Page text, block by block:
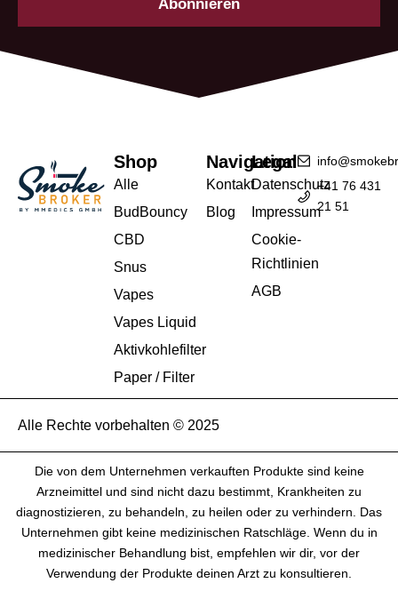
Shop
Alle
BudBouncy
CBD
Snus
Vapes
Vapes Liquid
Aktivkohlefilter
Paper / Filter
Navigation
Kontakt
Blog
Legal
Datenschutz
Impressum
Cookie-
Richtlinien
AGB
+41 76 431
21 51
Alle Rechte vorbehalten © 2025
Die von dem Unternehmen verkauften Produkte sind keine
Arzneimittel und sind nicht dazu bestimmt, Krankheiten zu
diagnostizieren, zu behandeln, zu heilen oder zu verhindern. Das
Unternehmen gibt keine medizinischen Ratschläge. Wenn du in
medizinischer Behandlung bist, empfehlen wir dir, vor der
Verwendung der Produkte deinen Arzt zu konsultieren.